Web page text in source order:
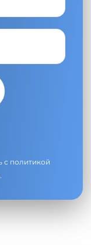
с политикой
.